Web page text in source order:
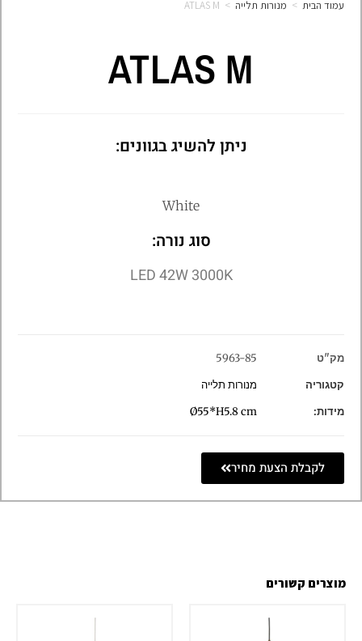
עמוד הבית > מנורות תלייה >
ATLAS M
ATLAS M
ניתן להשיג בגוונים:
White
סוג נורה:
LED 42W 3000K
מק"ט
5963-85
קטגוריה
מנורות תלייה
מידות:
Ø55*H5.8 cm
לקבלת הצעת מחיר
מוצרים קשורים